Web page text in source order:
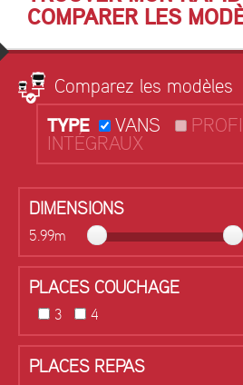
COMPARER LES
Comparez les modèles
TYPE VANS
INTÉGRAUX
DIMENSIONS
5.99m
PLACES COUCHAGE
3 4
PLACES REPAS